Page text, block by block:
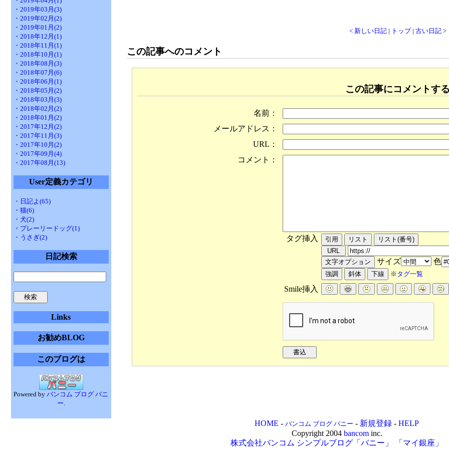
・2019年03月(3)
・2019年02月(2)
・2019年01月(2)
・2018年12月(1)
・2018年11月(1)
・2018年10月(1)
・2018年08月(3)
・2018年07月(6)
・2018年06月(1)
・2018年05月(2)
・2018年03月(3)
・2018年02月(2)
・2018年01月(2)
・2017年12月(2)
・2017年11月(3)
・2017年10月(2)
・2017年09月(4)
・2017年08月(13)
User定義カテゴリ
・日記よ(65)
・猫(6)
・犬(2)
・プレーリードッグ(1)
・うさぎ(2)
日記検索
Links
お勧めBLOG
このブログは
Powered by バンコム ブログ バニ
ー.
< 新しい日記| トップ| 古い日記 >
この記事へのコメント
この記事にコメントする
名前：
メールアドレス：
URL：
コメント：
タグ挿入
サイズ 色
※ タグ一覧
Smile挿入
HOME - バンコム ブログ バニー - 新規登録 - HELP
Copyright 2004 bancominc.
株式会社バンコム シンプルブログ「バニー」 「マイ銀座」